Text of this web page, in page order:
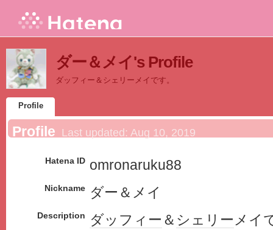
ダー＆メイ's Profile
ダッフィー＆シェリーメイです。
Profile
Profile Last updated: Aug 10, 2019
Hatena ID omronaruku88
Nickname ダー＆メイ
Description ダッフィー ＆ シェリーメイ